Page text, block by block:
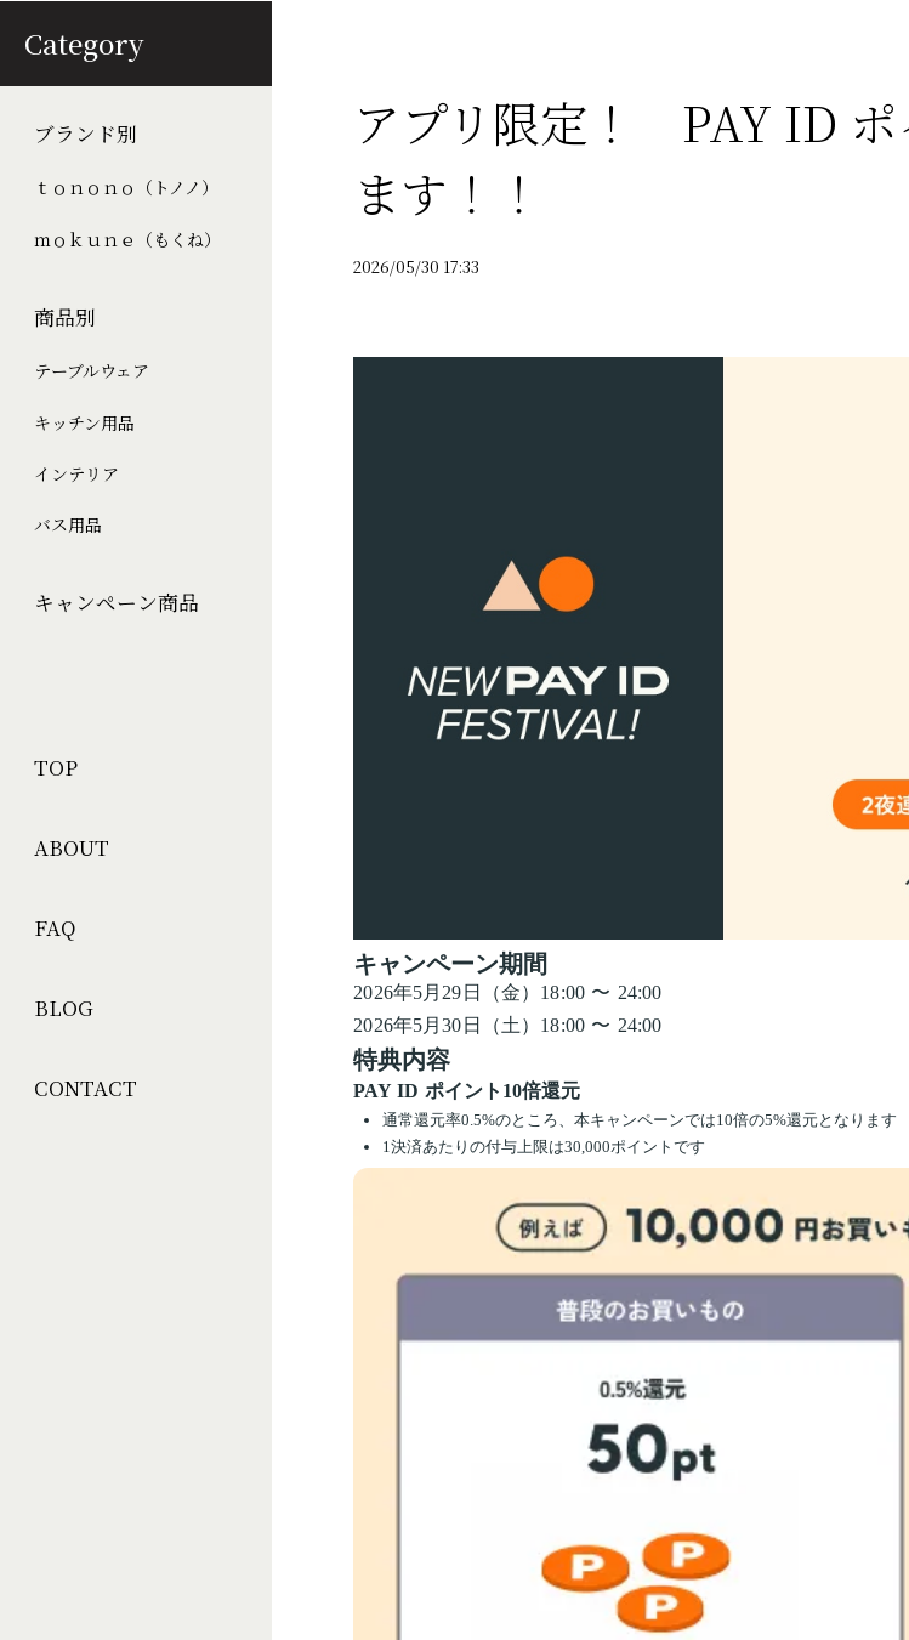
TOP
ABOUT
FAQ
BLOG
CONTACT
Category
ブランド別
ｔｏｎｏｎｏ（トノノ）
ｍｏｋｕｎｅ（もくね）
商品別
テーブルウェア
キッチン用品
インテリア
バス用品
キャンペーン商品
アプリ限定！ PAY ID ポ
ます！！
2026/05/30 17:33
キャンペーン期間
2026年5月29日（金）18:00 〜 24:00
2026年5月30日（土）18:00 〜 24:00
特典内容
PAY ID ポイント10倍還元
通常還元率0.5%のところ、本キャンペーンでは10倍の5%還元となります
1決済あたりの付与上限は30,000ポイントです